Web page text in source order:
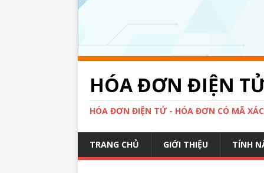
HÓA ĐƠN ĐIỆN
HÓA ĐƠN ĐIỆN TỬ - HÓA ĐƠN CÓ MÃ
TRANG CHỦ GIỚI THIỆU TÍNH